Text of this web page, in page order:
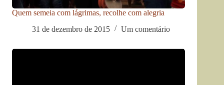
Quem semeia com lágrimas, recolhe com alegria
31 de dezembro de 2015
Um comentário